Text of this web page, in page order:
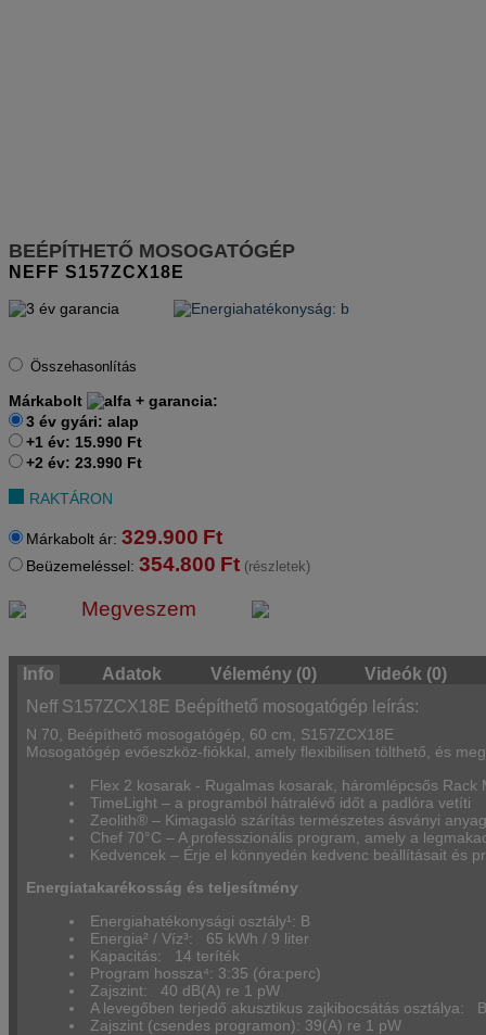
BEÉPÍTHETŐ MOSOGATÓGÉP
NEFF S157ZCX18E
Összehasonlítás
Márkabolt + garancia:
3 év gyári: alap
+1 év: 15.990 Ft
+2 év: 23.990 Ft
RAKTÁRON
Márkabolt ár: 329.900 Ft
Beüzemeléssel: 354.800 Ft (részletek)
Megveszem
Info Adatok Vélemény (0)
Videók (0)
Neff S157ZCX18E Beépíthető mosogatógép leírás:
N 70, Beépíthető mosogatógép, 60 cm, S157ZCX18E
Mosogatógép evőeszköz-fiókkal, amely flexibilisen tölthető, és
Flex 2 kosarak - Rugalmas kosarak, háromlépcsős
TimeLight – a programból hátralévő időt a padlóra vetíti
Zeolith® – Kimagasló szárítás természetes ásványi
Chef 70°C – A professzionális program, amely a
Kedvencek – Érje el könnyedén kedvenc beállításait és
Energiatakarékosság és teljesítmény
Energiahatékonysági osztály¹: B
Energia² / Víz³: 65 kWh / 9 liter
Kapacitás: 14 teríték
Program hossza⁴: 3:35 (óra:perc)
Zajszint: 40 dB(A) re 1 pW
A levegőben terjedő akusztikus zajkibocsátás osztálya:
Zajszint (csendes programon): 39(A) re 1 pW